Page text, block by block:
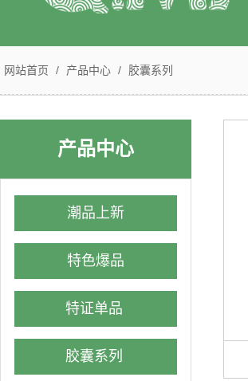
网站首页 / 产品中心 / 胶囊系列
产品中心
潮品上新
特色爆品
特证单品
胶囊系列